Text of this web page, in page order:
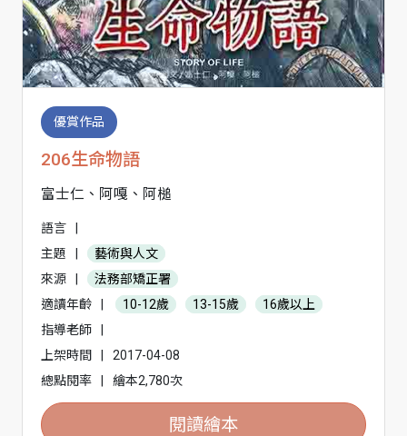
優賞作品
206生命物語
富士仁、阿嘎、阿槌
語言
主題
藝術與人文
來源
法務部矯正署
適讀年齡
10-12歲 13-15歲
16歲以上
指導老師
上架時間
2017-04-08
總點閱率
繪本2,780次
閱讀繪本